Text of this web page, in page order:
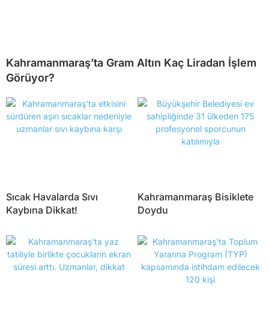
Kahramanmaraş’ta Gram Altın Kaç Liradan İşlem
Görüyor?
Sıcak Havalarda Sıvı
Kaybına Dikkat!
Kahramanmaraş Bisiklete
Doydu